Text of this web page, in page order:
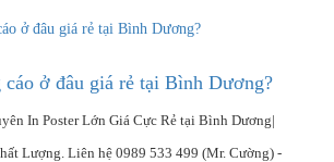
cáo ở đâu giá rẻ tại Bình Dương?
In Poster Lớn Giá Cực Rẻ tại Bình Dương|
Lượng‎. Liên hệ 0989 533 499 (Mr. Cường) -